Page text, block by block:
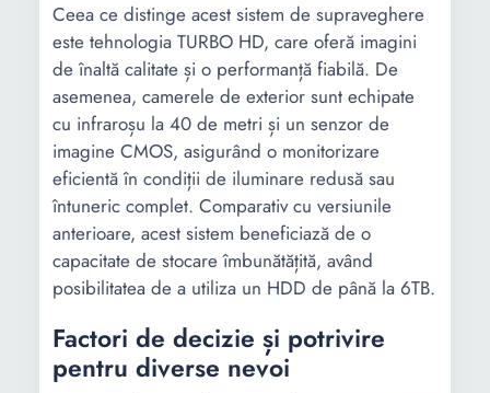
Ceea ce distinge acest sistem de supraveghere
este tehnologia TURBO HD, care oferă imagini
de înaltă calitate și o performanță fiabilă. De
asemenea, camerele de exterior sunt echipate
cu infraroșu la 40 de metri și un senzor de
imagine CMOS, asigurând o monitorizare
eficientă în condiții de iluminare redusă sau
întuneric complet. Comparativ cu versiunile
anterioare, acest sistem beneficiază de o
capacitate de stocare îmbunătățită, având
posibilitatea de a utiliza un HDD de până la 6TB.
Factori de decizie și potrivire
pentru diverse nevoi